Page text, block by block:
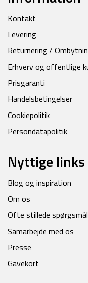
Kontakt
Levering
Returnering /
Erhverv og offentlige
Prisgaranti
Handelsbetingelser
Cookiepolitik
Persondatapolitik
Nyttige links
Blog og inspiration
Om os
Ofte stillede spørgsmål
Samarbejde med os
Presse
Gavekort